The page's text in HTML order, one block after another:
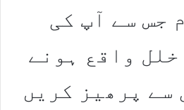
جس سے آپ کی
خلل واقع ہونے
سے پرھیز کریں